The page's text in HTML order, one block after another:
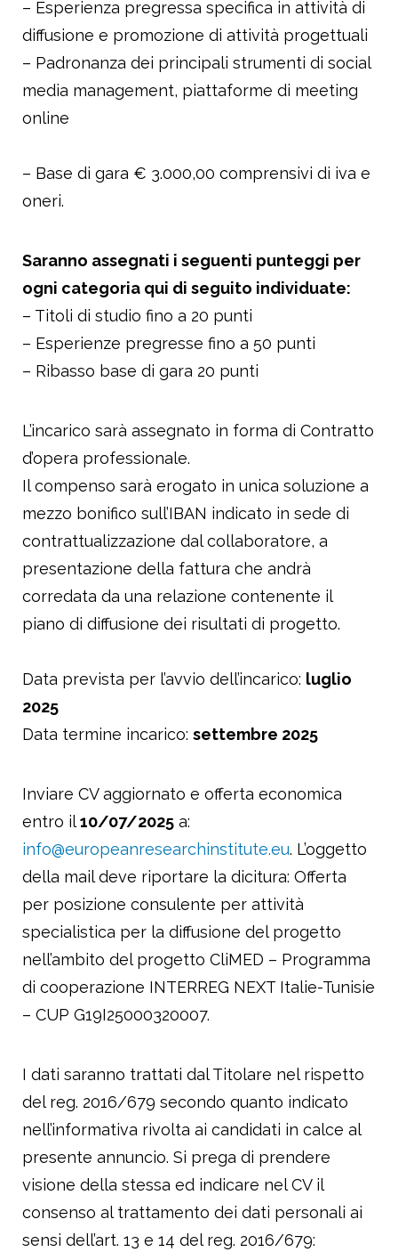
– Esperienza pregressa specifica in attività di
diffusione e promozione di attività progettuali
– Padronanza dei principali strumenti di social
media management, piattaforme di meeting
online
– Base di gara € 3.000,00 comprensivi di iva e
oneri.
Saranno assegnati i seguenti punteggi per
ogni categoria qui di seguito individuate:
– Titoli di studio fino a 20 punti
– Esperienze pregresse fino a 50 punti
– Ribasso base di gara 20 punti
L’incarico sarà assegnato in forma di Contratto
d’opera professionale.
Il compenso sarà erogato in unica soluzione a
mezzo bonifico sull’IBAN indicato in sede di
contrattualizzazione dal collaboratore, a
presentazione della fattura che andrà
corredata da una relazione contenente il
piano di diffusione dei risultati di progetto.
Data prevista per l’avvio dell’incarico: luglio
2025
Data termine incarico: settembre 2025
Inviare CV aggiornato e offerta economica
entro il10/07/2025 a:
info@europeanresearchinstitute.eu. L’oggetto
della mail deve riportare la dicitura: Offerta
per posizione consulente per attività
specialistica per la diffusione del progetto
nell’ambito del progetto CliMED – Programma
di cooperazione INTERREG NEXT Italie-Tunisie
– CUP G19I25000320007.
I dati saranno trattati dal Titolare nel rispetto
del reg. 2016/679 secondo quanto indicato
nell’informativa rivolta ai candidati in calce al
presente annuncio. Si prega di prendere
visione della stessa ed indicare nel CV il
consenso al trattamento dei dati personali ai
sensi dell’art. 13 e 14 del reg. 2016/679: